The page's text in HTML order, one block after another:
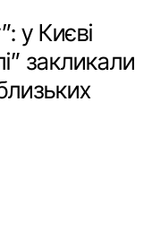
у Києві
закликали